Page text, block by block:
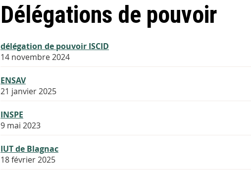
Délégations de pouvoir
délégation de pouvoir ISCID
14 novembre 2024
ENSAV
21 janvier 2025
INSPE
9 mai 2023
IUT de Blagnac
18 février 2025